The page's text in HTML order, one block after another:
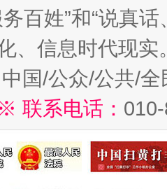
百姓”和“说真
、信息时代现实
中国/公众/公共/
※ 联系电话：